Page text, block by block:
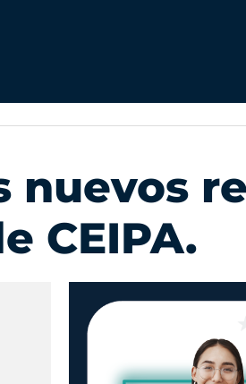
nuevos
CEIPA.